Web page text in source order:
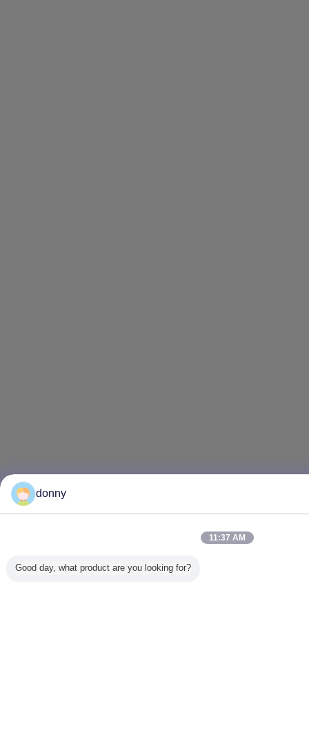
donny
11:37 AM
Good day, what product are you looking for?